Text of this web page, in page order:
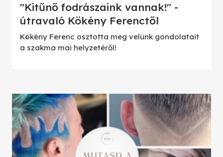
"Kitűnő fodrászaink vannak!" -
útravaló Kökény Ferenctől
Kökény Ferenc osztotta meg velünk gondolatait
a szakma mai helyzetéről!